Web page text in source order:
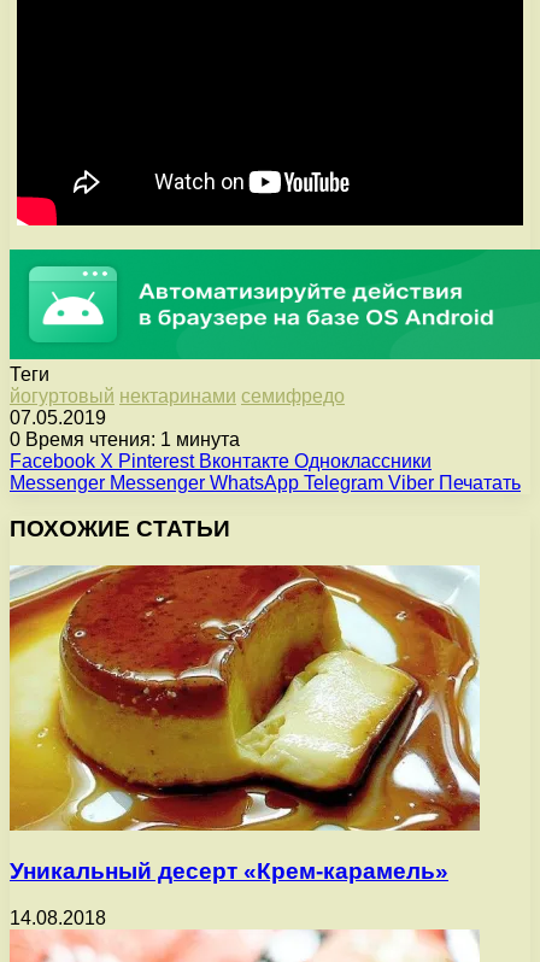
Теги
йогуртовый нектаринами семифредо
07.05.2019
0 Время чтения: 1 минута
Facebook X Pinterest Вконтакте Одноклассники
Messenger Messenger WhatsApp Telegram Viber Печатать
ПОХОЖИЕ СТАТЬИ
Уникальный десерт «Крем-карамель»
14.08.2018